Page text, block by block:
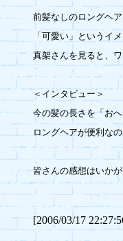
前髪なしのロングヘ
「可愛い」というイ
真架さんを見ると、
＜インタビュー＞
今の髪の長さを「お
ロングヘアが便利な
皆さんの感想はいか
[2006/03/17